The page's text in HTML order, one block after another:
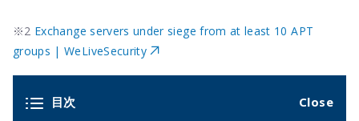
※2 Exchange servers under siege from at least 10 APT
groups | WeLiveSecurity
目次